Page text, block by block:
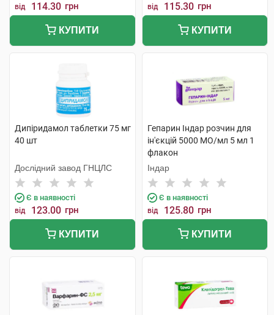
від 114.30 грн
КУПИТИ
від 115.30 грн
КУПИТИ
Дипіридамол таблетки 75 мг
40 шт
Дослідний завод ГНЦЛС
Є в наявності
від 123.00 грн
КУПИТИ
Гепарин Індар розчин для
ін'єкцій 5000 МО/мл 5 мл 1
флакон
Індар
Є в наявності
від 125.80 грн
КУПИТИ